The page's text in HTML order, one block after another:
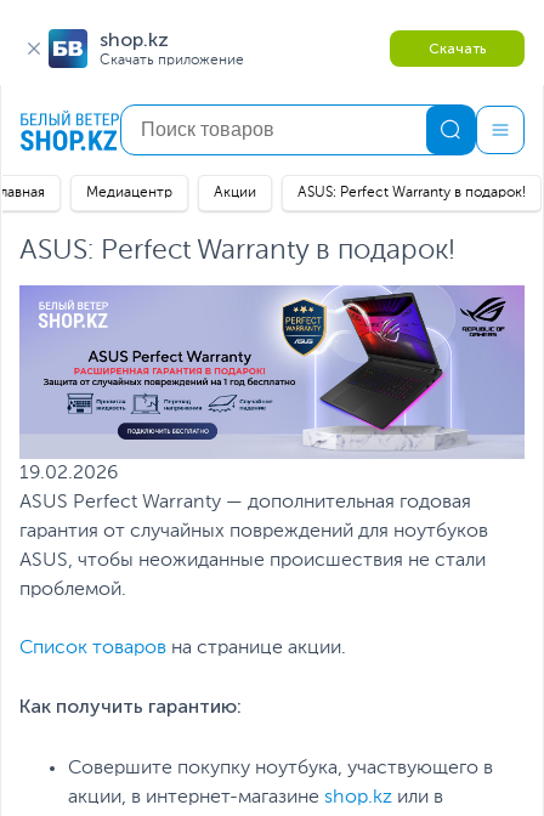
shop.kz
Скачать приложение
Скачать
Медиацентр Акции ASUS: Perfect Warranty в подарок!
ASUS: Perfect Warranty в подарок!
19.02.2026
ASUS Perfect Warranty — дополнительная годовая
гарантия от случайных повреждений для ноутбуков
ASUS, чтобы неожиданные происшествия не стали
проблемой.
Список товаров на странице акции.
Как получить гарантию:
Совершите покупку ноутбука, участвующего в
акции, в интернет-магазине shop.kz или в